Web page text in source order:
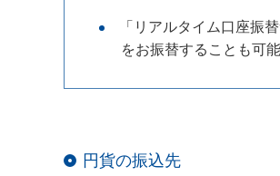
「リアルタイム口座振
をお振替することも可能
円貨の振込先